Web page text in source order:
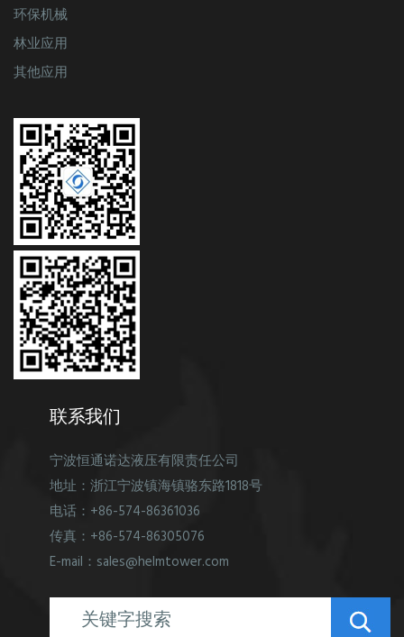
环保机械
林业应用
其他应用
联系我们
宁波恒通诺达液压有限责任公司
地址：浙江宁波镇海镇骆东路1818号
电话：+86-574-86361036
传真：+86-574-86305076
E-mail：sales@helmtower.com